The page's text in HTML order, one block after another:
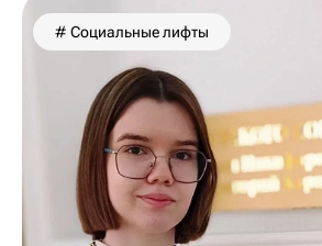
# Социальные лифты